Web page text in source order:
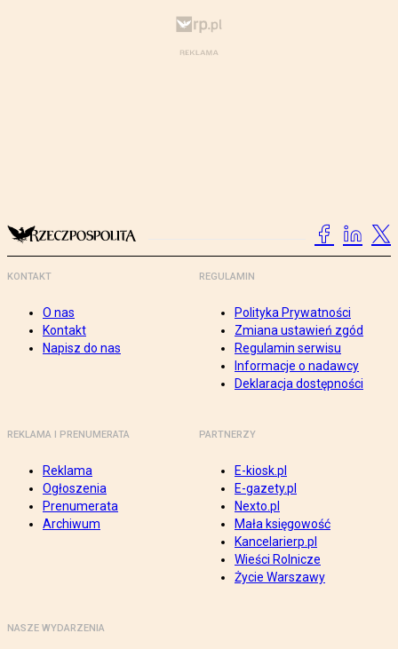
KONTAKT
O nas
Kontakt
Napisz do nas
REGULAMIN
Polityka Prywatności
Zmiana ustawień zgód
Regulamin serwisu
Informacje o nadawcy
Deklaracja dostępności
REKLAMA I PRENUMERATA
Reklama
Ogłoszenia
Prenumerata
Archiwum
PARTNERZY
E-kiosk.pl
E-gazety.pl
Nexto.pl
Mała księgowość
Kancelarierp.pl
Wieści Rolnicze
Życie Warszawy
NASZE WYDARZENIA